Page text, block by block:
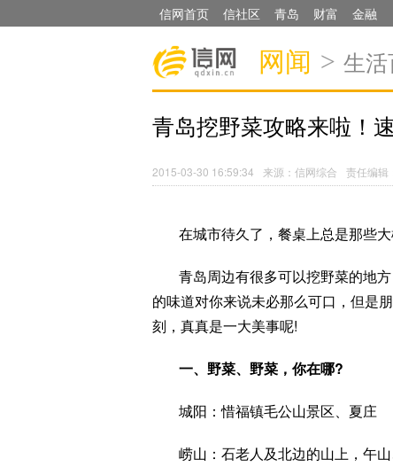
信网首页 信社区 青岛 财富 金融
网闻 > 生活
青岛挖野菜攻略来啦！
2015-03-30 16:59:34 来源：信网综合 责任编辑
在城市待久了，餐桌上总是那些
青岛周边有很多可以挖野菜的地
的味道对你来说未必那么可口，但是
刻，真真是一大美事呢!
一、野菜、野菜，你在哪?
城阳：惜福镇毛公山景区、夏庄
崂山：石老人及北边的山上，午